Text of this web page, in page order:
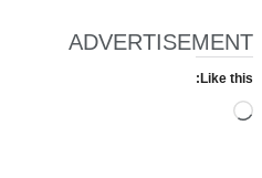
ADVERTISEMENT
Like this:
Loading…